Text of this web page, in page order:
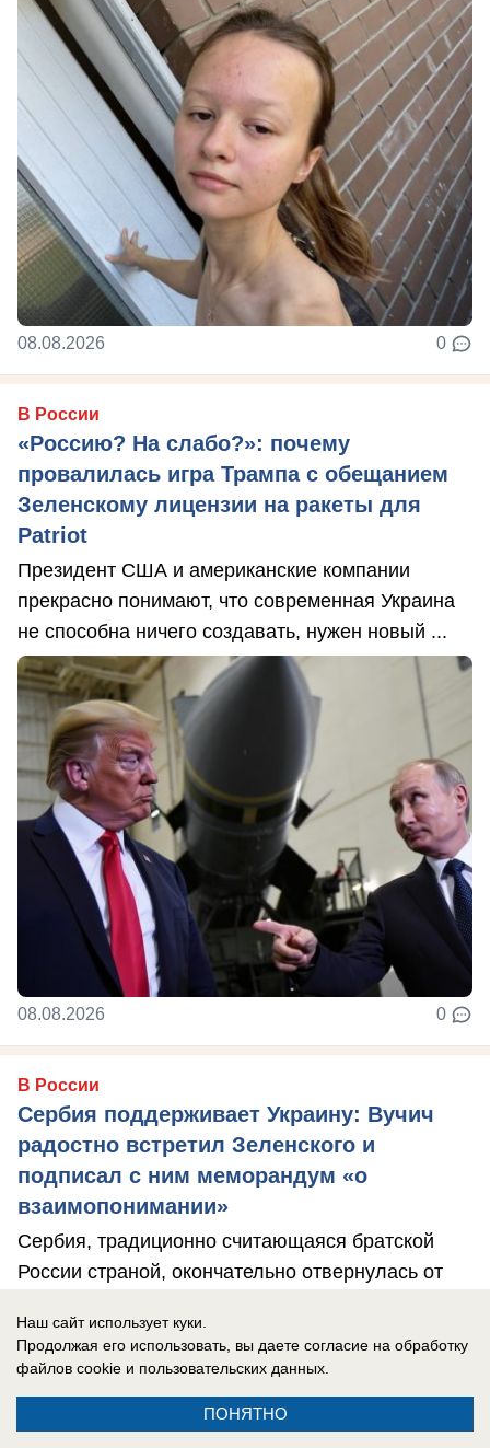
08.08.2026 0
В России
«Россию? На слабо?»: почему
провалилась игра Трампа с обещанием
Зеленскому лицензии на ракеты для
Patriot
Президент США и американские компании
прекрасно понимают, что современная Украина
не способна ничего создавать, нужен новый ...
08.08.2026 0
В России
Сербия поддерживает Украину: Вучич
радостно встретил Зеленского и
подписал с ним меморандум «о
взаимопонимании»
Сербия, традиционно считающаяся братской
России страной, окончательно отвернулась от
Наш сайт использует куки.
Продолжая его использовать, вы даете согласие на обработку
файлов cookie и пользовательских данных.
ПОНЯТНО